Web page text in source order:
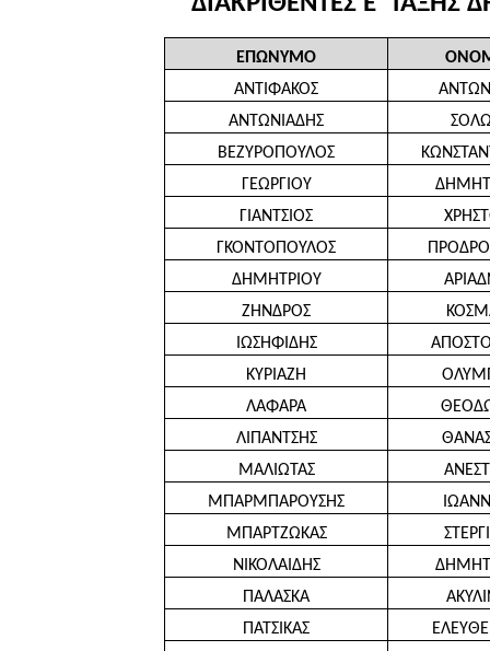
ΕΠΩΝΥΜΟ
ΑΝΤΙΦΑΚΟΣ
ΑΝΤΩΝΙΑΔΗΣ
ΒΕΖΥΡΟΠΟΥΛΟΣ
ΓΕΩΡΓΙΟΥ
ΓΙΑΝΤΣΙΟΣ
ΓΚΟΝΤΟΠΟΥΛΟΣ
ΔΗΜΗΤΡΙΟΥ
ΖΗΝΔΡΟΣ
ΙΩΣΗΦΙΔΗΣ
ΚΥΡΙΑΖΗ
ΛΑΦΑΡΑ
ΛΙΠΑΝΤΣΗΣ
ΜΑΛΙΩΤΑΣ
ΜΠΑΡΜΠΑΡΟΥΣΗΣ
ΜΠΑΡΤΖΩΚΑΣ
ΝΙΚΟΛΑΙΔΗΣ
ΠΑΛΑΣΚΑ
ΠΑΤΣΙΚΑΣ